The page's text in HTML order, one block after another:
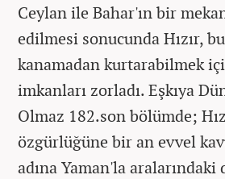
Ceylan ile Bahar'ın bir
edilmesi sonucunda Hızır,
kanamadan kurtarabilmek
imkanları zorladı. Eşkıya
Olmaz 182.son bölümde;
özgürlüğüne bir an evvel
adına Yaman'la aralarındaki